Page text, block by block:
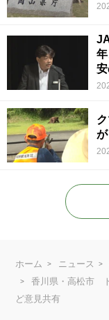
ホーム ニュース
香川県・高松市
ど意見共有